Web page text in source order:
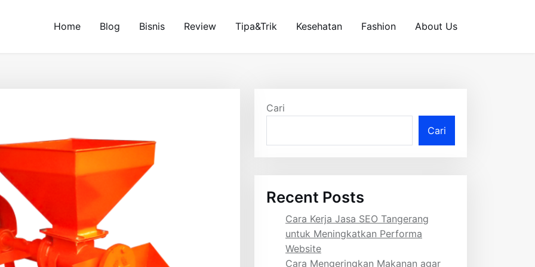
Home Blog Bisnis Review Tipa&Trik Kesehatan Fashion About Us
Cari
Cari
Recent Posts
Cara Kerja Jasa SEO Tangerang
untuk Meningkatkan Performa
Website
Cara Mengeringkan Makanan agar